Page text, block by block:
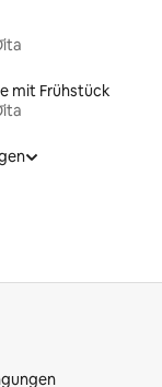
mit Frühstück